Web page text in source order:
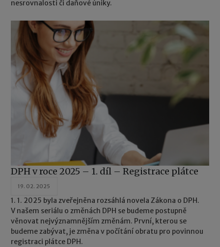
nesrovnalosti či daňové úniky.
DPH v roce 2025 – 1. díl – Registrace plátce
19. 02. 2025
1. 1. 2025 byla zveřejněna rozsáhlá novela Zákona o DPH.
V našem seriálu o změnách DPH se budeme postupně
věnovat nejvýznamnějším změnám. První, kterou se
budeme zabývat, je změna v počítání obratu pro povinnou
registraci plátce DPH.